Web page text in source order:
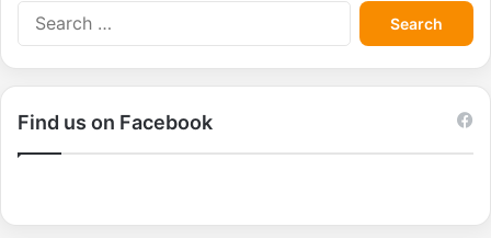
S
e
a
r
r
Find us on Facebook